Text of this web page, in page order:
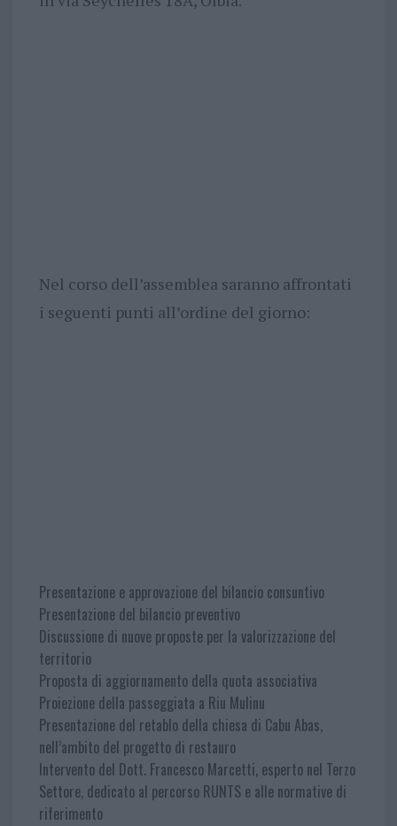
Nel corso dell’assemblea saranno affrontati
i seguenti punti all’ordine del giorno:
Presentazione e approvazione del bilancio consuntivo
Presentazione del bilancio preventivo
Discussione di nuove proposte per la valorizzazione del
territorio
Proposta di aggiornamento della quota associativa
Proiezione della passeggiata a Riu Mulinu
Presentazione del retablo della chiesa di Cabu Abas,
nell’ambito del progetto di restauro
Intervento del Dott. Francesco Marcetti, esperto nel Terzo
Settore, dedicato al percorso RUNTS e alle normative di
riferimento